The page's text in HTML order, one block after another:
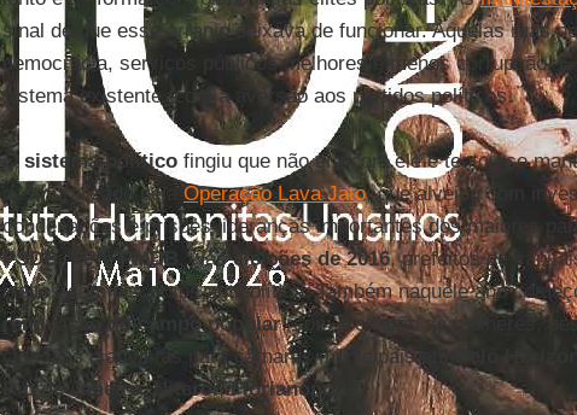
sinal de que esse arranjo deixava de funcionar. Aquelas ruas
democracia, serviços públicos melhores e menos corrupção.
sistema existente, com a aversão aos partidos políticos.
O sistema políticofingiu que não era com ele e tentou se
desmoralizado pelaOperação Lava Jato, que alvejou com
condenações e prisões lideranças importantes dos maiores
PSDB,PPePMDB . Naseleições de 2016, prefeitos de
eleitos com discursos antipolítica. Também naquele ano
renovação do campo popular, com a eleição de mulheres,
cidadãos e ativistas para câmaras municipais em
Belo
Rio de Janeiro,Niterói,Florianópolis